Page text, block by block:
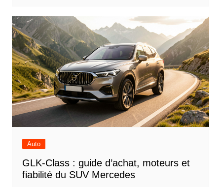
Auto
GLK-Class : guide d’achat, moteurs et
fiabilité du SUV Mercedes